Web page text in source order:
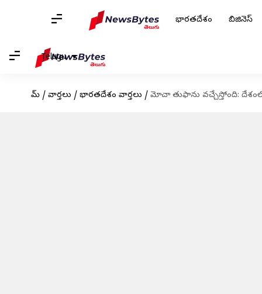
భారతదేశం బిజినెస్
Telugu
హోమ్ / వార్తలు / భారతదేశం వార్తలు / మోచా తుఫాను వచ్చేస్తోంది: